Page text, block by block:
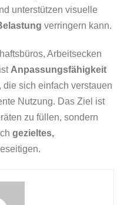
unterstützen visuelle
verringern kann.
Arbeitsecken
Anpassungsfähigkeit
die sich einfach verstauen
Nutzung. Das Ziel ist
zu füllen, sondern
gezieltes,